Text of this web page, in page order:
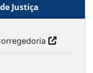
Justiça